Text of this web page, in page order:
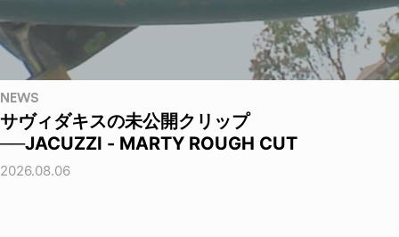
NEWS
サヴィダキスの未公開クリップ
──JACUZZI - MARTY ROUGH CUT
2026.08.06